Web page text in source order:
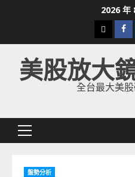
2026 年
下
載
美
股
美股放大鏡
全台最大美
Primary
盤勢分析